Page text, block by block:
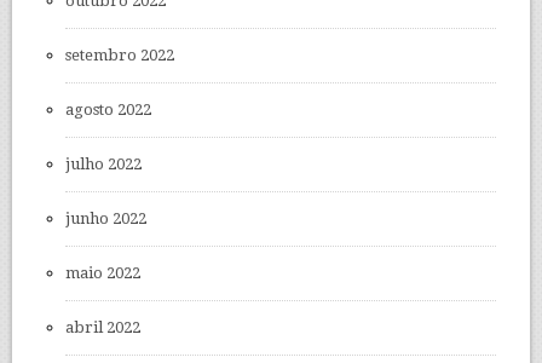
setembro 2022
agosto 2022
julho 2022
junho 2022
maio 2022
abril 2022